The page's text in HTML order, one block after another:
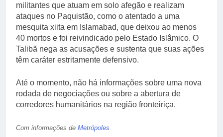
militantes que atuam em solo afegão e realizam
ataques no Paquistão, como o atentado a uma
mesquita xiita em Islamabad, que deixou ao menos
40 mortos e foi reivindicado pelo Estado Islâmico. O
Talibã nega as acusações e sustenta que suas ações
têm caráter estritamente defensivo.
Até o momento, não há informações sobre uma nova
rodada de negociações ou sobre a abertura de
corredores humanitários na região fronteiriça.
Com informações de Metrópoles